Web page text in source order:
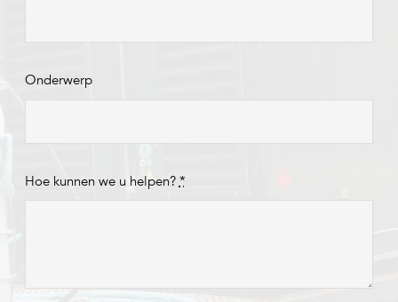
Onderwerp
Hoe kunnen we u helpen? *